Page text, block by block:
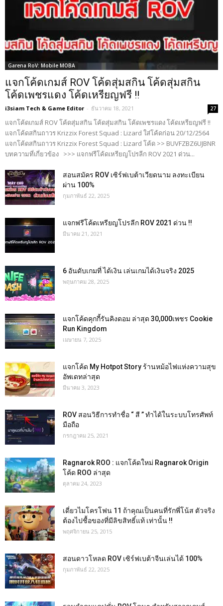
Garena RoV: Mobile MOBA
แจกโค้ดเกมส์ ROV โค้ดสุ่มสกิน โค้ดสุ่มสกิน
โค้ดเพชรแดง โค้ดเหรียญฟรี !!
i3siam Tech & Game Editor - ธันวาคม 18, 2021 27
แจกโค้ดเกมส์ ROV โค้ดสุ่มสกิน โค้ดสุ่มสกิน โค้ดเพชรแดง โค้ดเหรียญฟรี !!
แจกโค้ดสกินถาวร Krizzix Forest Squad : Lizard ใส่โค้ดก่อน 20/12/2564
แจกโค้ดสกินถาวร Krizzix Forest Squad : Lizard โค้ด >> BUVFZBZ6UJBNR
บทความที่เกี่ยวข้อง >>> แจกฟรีโค้ดเหรียญโปรลีก ROV 2021 ด่วน...
สอนสมัคร ROV เซิร์ฟเบต้าเวียดนาม ลงทะเบียน
ผ่าน 100%
กุมภาพันธ์ 22, 2025
แจกฟรีโค้ดเหรียญโปรลีก ROV 2021 ด่วน !!
มีนาคม 21, 2021
6 อันดับเกมที่ ได้เงิน เล่นเกมได้เงินจริง 2025
พฤษภาคม 28, 2025
แจกโค้ดคุกกี้รันคิงดอม ล่าสุด 30,000เพชร Cookie
Run Kingdom
เมษายน 7, 2025
แจกโค้ด My Hotpot Story ร้านหม้อไฟแห่งความสุข
อัพเดทล่าสุด
มีนาคม 3, 2023
ROV สอนวิธีการทำชื่อ “ สี ” ทำได้ในระบบโทรศัพท์
มือถือ
กรกฎาคม 25, 2021
Ragnarok ROO : แจกโค้ดใหม่ Ragnarok Origin
โค้ด ROO ล่าสุด
ตุลาคม 24, 2023
เดี่ยวไมโครโฟน 11 ถ้าคุณเป็นคนที่รักพี่โน้ส ตัวจริง
ต้องไปชื้อของที่มีลิขสิทธิ์แท้ เท่านั้น !!
พฤศจิกายน 25, 2015
สอนดาวโหลด ROV เซิร์ฟเบต้าจีนเล่นได้ 100%
กุมภาพันธ์ 22, 2025